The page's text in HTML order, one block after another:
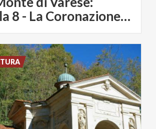
Cappella 8 - La Coronazione di spine